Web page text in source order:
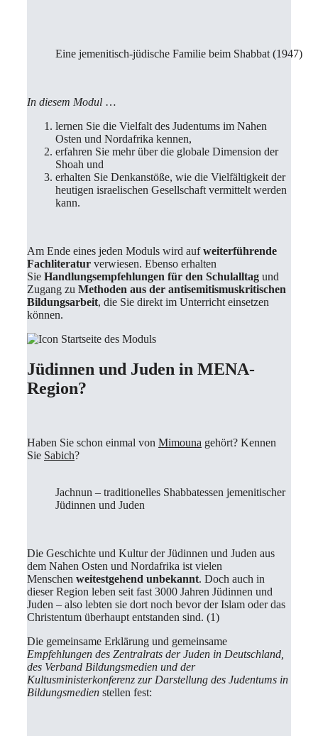
Eine jemenitisch-jüdische Familie beim Shabbat (1947)
In diesem Modul …
lernen Sie die Vielfalt des Judentums im Nahen
Osten und Nordafrika kennen,
erfahren Sie mehr über die globale Dimension der
Shoah und
erhalten Sie Denkanstöße, wie die Vielfältigkeit der
heutigen israelischen Gesellschaft vermittelt werden
kann.
Am Ende eines jeden Moduls wird aufweiterführende
Fachliteratur verwiesen. Ebenso erhalten
Sie Handlungsempfehlungen für den Schulalltag und
Zugang zu Methoden aus der antisemitismuskritischen
Bildungsarbeit, die Sie direkt im Unterricht einsetzen
können.
Jüdinnen und Juden in MENA-
Region?
Haben Sie schon einmal von Mimouna gehört? Kennen
Sie Sabich?
Jachnun – traditionelles Shabbatessen jemenitischer
Jüdinnen und Juden
Die Geschichte und Kultur der Jüdinnen und Juden aus
dem Nahen Osten und Nordafrika ist vielen
Menschen weitestgehend unbekannt. Doch auch in
dieser Region leben seit fast 3000 Jahren Jüdinnen und
Juden – also lebten sie dort noch bevor der Islam oder das
Christentum überhaupt entstanden sind. (1)
Die gemeinsame Erklärung und gemeinsame
Empfehlungen des Zentralrats der Juden in Deutschland,
des Verband Bildungsmedien und der
Kultusministerkonferenz zur Darstellung des Judentums in
Bildungsmedien stellen fest: